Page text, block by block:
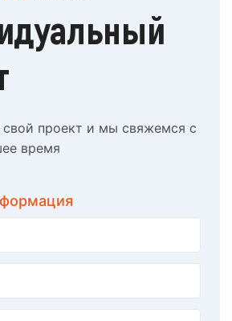
свой проект и мы свяжемся с
время